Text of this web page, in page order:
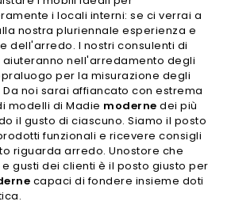
i locali interni: se ci verrai a
nostra pluriennale esperienza e
dell'arredo. I nostri consulenti di
nell'arredamento degli
per la misurazione degli
noi sarai affiancato con estrema
modelli di Madie moderne dei più
il gusto di ciascuno. Siamo il posto
funzionali e ricevere consigli
riguarda arredo. Unostore che
gusti dei clienti è il posto giusto per
capaci di fondere insieme doti